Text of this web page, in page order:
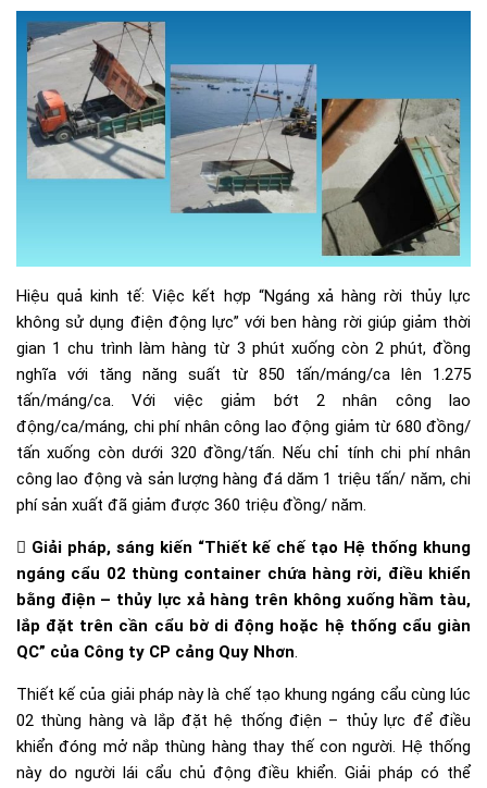
Hiệu quả kinh tế: Việc kết hợp “Ngáng xả hàng rời thủy lực
không sử dụng điện động lực” với ben hàng rời giúp giảm thời
gian 1 chu trình làm hàng từ 3 phút xuống còn 2 phút, đồng
nghĩa với tăng năng suất từ 850 tấn/máng/ca lên 1.275
tấn/máng/ca. Với việc giảm bớt 2 nhân công lao
động/ca/máng, chi phí nhân công lao động giảm từ 680 đồng/
tấn xuống còn dưới 320 đồng/tấn. Nếu chỉ tính chi phí nhân
công lao động và sản lượng hàng đá dăm 1 triệu tấn/ năm, chi
phí sản xuất đã giảm được 360 triệu đồng/ năm.
 Giải pháp, sáng kiến “Thiết kế chế tạo Hệ thống khung
ngáng cẩu 02 thùng container chứa hàng rời, điều khiển
bằng điện – thủy lực xả hàng trên không xuống hầm tàu,
lắp đặt trên cần cẩu bờ di động hoặc hệ thống cẩu giàn
QC” của Công ty CP cảng Quy Nhơn.
Thiết kế của giải pháp này là chế tạo khung ngáng cẩu cùng lúc
02 thùng hàng và lắp đặt hệ thống điện – thủy lực để điều
khiển đóng mở nắp thùng hàng thay thế con người. Hệ thống
này do người lái cẩu chủ động điều khiển. Giải pháp có thể